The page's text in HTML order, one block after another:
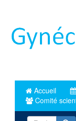
principal
Accueil
Comité